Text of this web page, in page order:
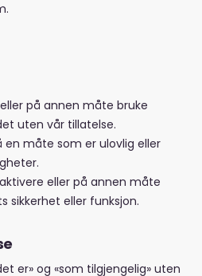
på annen måte bruke
uten vår tillatelse.
en måte som er ulovlig eller
eller på annen måte
sikkerhet eller funksjon.
er» og «som tilgjengelig» uten